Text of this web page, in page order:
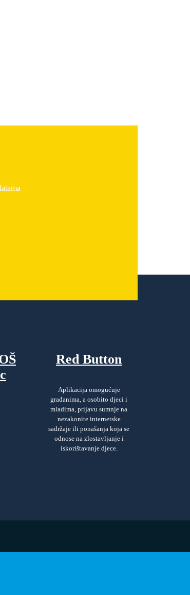
Red Button
Aplikacija omogućuje
građanima, a osobito djeci i
mladima, prijavu sumnje na
nezakonite internetske
sadržaje ili ponašanja koja se
odnose na zlostavljanje i
iskorištavanje djece.